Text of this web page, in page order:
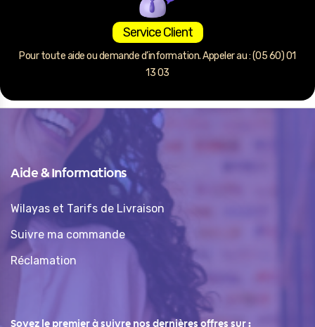
Service Client
Pour toute aide ou demande d’information. Appeler au : (05 60) 01
13 03
Aide & Informations
Wilayas et Tarifs de Livraison
Suivre ma commande
Réclamation
Soyez le premier à suivre nos dernières offres sur :